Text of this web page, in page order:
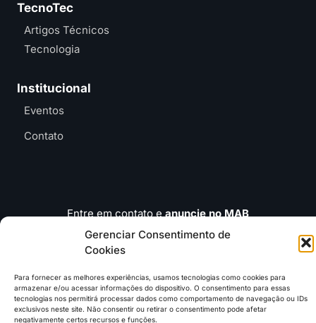
Gerenciar Consentimento de
Cookies
Para fornecer as melhores experiências, usamos tecnologias como cookies para
armazenar e/ou acessar informações do dispositivo. O consentimento para essas
tecnologias nos permitirá processar dados como comportamento de navegação ou IDs
exclusivos neste site. Não consentir ou retirar o consentimento pode afetar
negativamente certos recursos e funções.
TecnoTec
Artigos Técnicos
Tecnologia
Institucional
Eventos
Contato
Entre em contato eanuncie no MAB
contato@mundoagrobrasil.com.br
Download